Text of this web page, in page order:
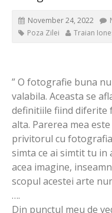
November 24, 2022
Poza Zilei
Traian
” O fotografie buna
valabila. Aceasta se
definitiile fiind diferite
alta. Parerea mea
privitorul cu fotografia
simta ce ai simtit tu in
acea imagine,
scopul acestei arte
….
Din punctul meu de